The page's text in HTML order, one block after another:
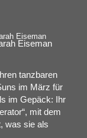
Eiseman
tanzbaren
im März für
im Gepäck: Ihr
mit dem
was sie als